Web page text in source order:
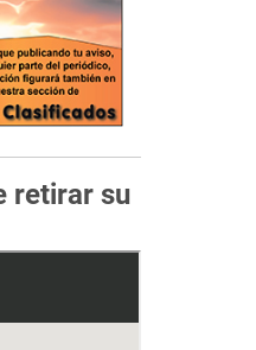
retirar su